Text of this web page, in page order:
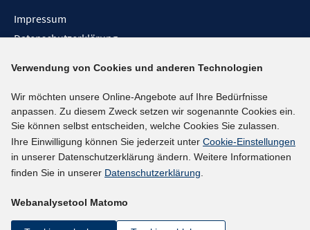
Impressum
Datenschutzerklärung
Barrieren melden
Social-Media-Kanäle
BlueSky
YouTube
LinkedIn
kununu
Verwendung von Cookies und anderen Technologien
Wir möchten unsere Online-Angebote auf Ihre Bedürfnisse
anpassen. Zu diesem Zweck setzen wir sogenannte Cookies ein.
Sie können selbst entscheiden, welche Cookies Sie zulassen.
Ihre Einwilligung können Sie jederzeit unter Cookie-Einstellungen
in unserer Datenschutzerklärung ändern. Weitere Informationen
finden Sie in unserer Datenschutzerklärung.
Webanalysetool Matomo